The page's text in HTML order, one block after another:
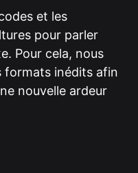
et les
pour parler
Pour cela, nous
formats inédits afin
nouvelle ardeur